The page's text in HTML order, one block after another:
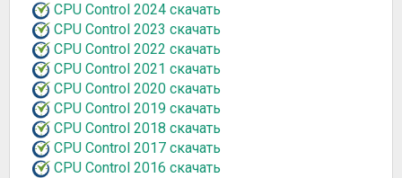
CPU Control 2024 скачать
CPU Control 2023 скачать
CPU Control 2022 скачать
CPU Control 2021 скачать
CPU Control 2020 скачать
CPU Control 2019 скачать
CPU Control 2018 скачать
CPU Control 2017 скачать
CPU Control 2016 скачать